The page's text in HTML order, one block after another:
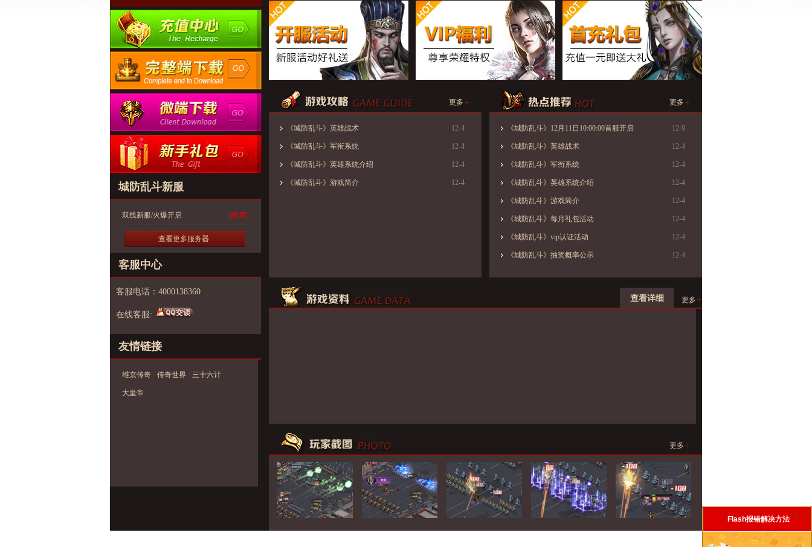
城防乱斗新服
双线新服/火爆开启 (推荐)
查看更多服务器
客服中心
客服电话：4000138360
在线客服:
友情链接
维京传奇 传奇世界 三十六计
大皇帝
更多 +
《城防乱斗》英雄战术 12-4
《城防乱斗》军衔系统 12-4
《城防乱斗》英雄系统介绍 12-4
《城防乱斗》游戏简介 12-4
更多 +
《城防乱斗》12月11日10:00:00首服开启 12-9
《城防乱斗》英雄战术 12-4
《城防乱斗》军衔系统 12-4
《城防乱斗》英雄系统介绍 12-4
《城防乱斗》游戏简介 12-4
《城防乱斗》每月礼包活动 12-4
《城防乱斗》vip认证活动 12-4
《城防乱斗》抽奖概率公示 12-4
查看详细 更多 +
更多 +
0 r
Flash报错解决方法